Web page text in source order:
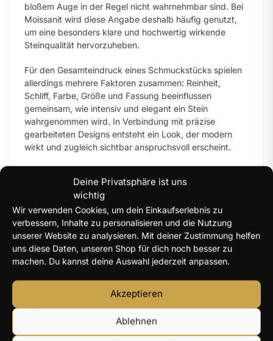
Deine Privatsphäre ist uns
wichtig
Wir verwenden Cookies, um dein Einkaufserlebnis zu
verbessern, Inhalte zu personalisieren und die Nutzung
unserer Website zu analysieren. Mit deiner Zustimmung helfen
uns diese Daten, unseren Shop für dich noch besser zu
machen. Du kannst deine Auswahl jederzeit anpassen.
Akzeptieren
Ablehnen
bloßem Auge in der Regel nicht wahrnehmbar sind. Bei
Moissanit wird diese Angabe deshalb häufig genutzt,
um eine besonders klare und hochwertig wirkende
Steinqualität hervorzuheben.
Für den Gesamteindruck eines Schmuckstücks spielen
allerdings mehrere Faktoren zusammen: Reinheit,
Schliff, Farbe, Größe und Fassung beeinflussen
gemeinsam, wie intensiv und elegant ein Stein
wahrgenommen wird. In Verbindung mit präzise
gearbeiteten Designs entsteht ein Look, der modern
wirkt und zugleich sichtbar anspruchsvoll erscheint.
informieren möchte, findet auf unserer Seite für
Moissanit Schmuck aus 925 Silber
Auswahl unterschiedlicher Schmuckarten.
Warum klare Steinqualität so hochwertig
wirkt
Moissanit wird für seine intensive Lichtwirkung
geschätzt. Je nach Design entstehen lebendige
Reflexe, ein feines Funkeln oder eine besonders
ausdrucksstarke Brillanz. Eine hohe Reinheitsangabe
wie VVS1 unterstreicht diesen Charakter, weil der Stein